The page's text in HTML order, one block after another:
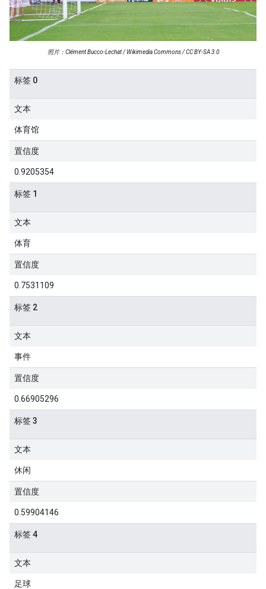
照片：Clément Bucco-Lechat / Wikimedia Commons / CC BY-SA 3.0
标签 0
文本
体育馆
置信度
0.9205354
标签 1
文本
体育
置信度
0.7531109
标签 2
文本
事件
置信度
0.66905296
标签 3
文本
休闲
置信度
0.59904146
标签 4
文本
足球